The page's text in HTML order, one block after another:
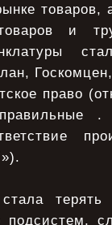
товаров,
и
право
терять
подсистем,